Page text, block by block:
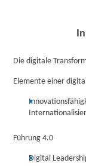
Die digitale
Elemente einer
Führung 4.0
Digital